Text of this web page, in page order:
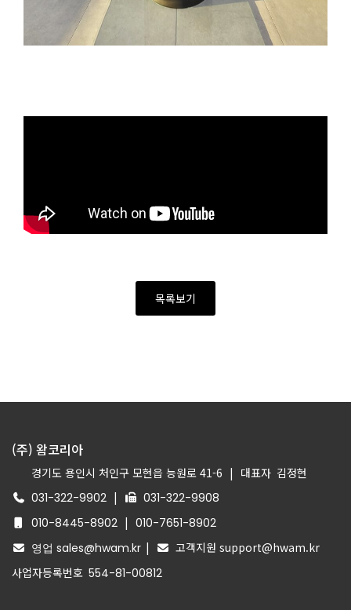
목록보기
(주) 왐코리아
경기도 용인시 처인구 모현읍 능원로 41-6 | 대표자 김정현
031-322-9902 |
031-322-9908
010-8445-8902 | 010-7651-8902
영업 sales@hwam.kr |
고객지원 support@hwam.kr
사업자등록번호 554-81-00812